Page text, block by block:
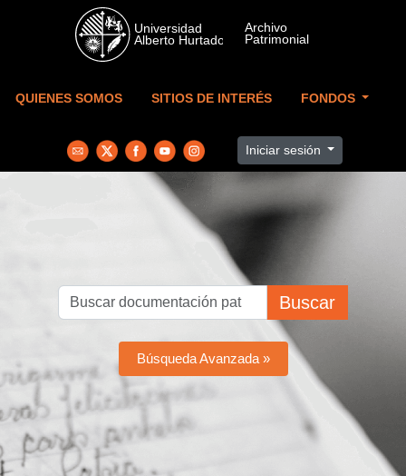
Skip to main content
QUIENES SOMOS SITIOS DE INTERÉS FONDOS
Iniciar sesión
Buscar
Búsqueda Avanzada »